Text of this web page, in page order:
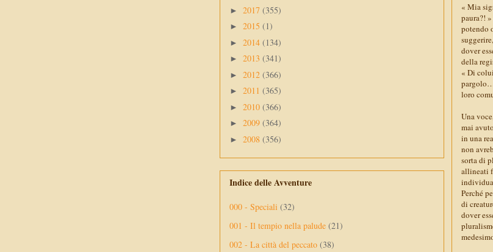
« Mia
paura?!
potendo
dover
della
« Di
pargolo…
loro
Una
mai
in una
non
sorta di
allineati
Perché
di
dover
► 2017 (355)
► 2015 (1)
► 2014 (134)
► 2013 (341)
► 2012 (366)
► 2011 (365)
► 2010 (366)
► 2009 (364)
► 2008 (356)
Indice delle Avventure
000 - Speciali (32)
001 - Il tempio nella palude (21)
002 - La città del peccato (38)